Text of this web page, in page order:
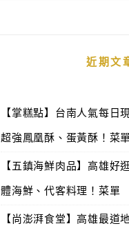
近期文
【掌糕點】台南人氣每日
超強鳳凰酥、蛋黃酥！菜單
【五鎮海鮮肉品】高雄好
體海鮮、代客料理！菜單
【尚澎湃食堂】高雄最道